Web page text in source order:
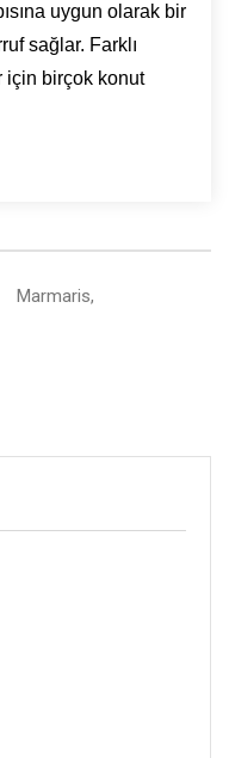
uygun olarak bir
sağlar. Farklı
için birçok konut
Marmaris,